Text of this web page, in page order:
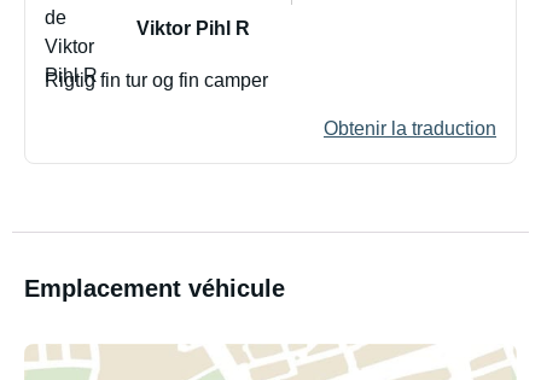
Viktor Pihl R
Rigtig fin tur og fin camper
Obtenir la traduction
Emplacement véhicule